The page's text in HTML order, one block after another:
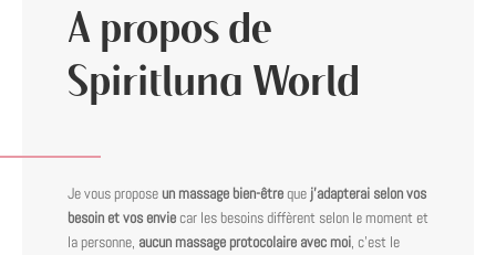
A propos de
Spiritluna World
Je vous propose un massage bien-êtreque j’adapterai selon vos
besoin et vos enviecar les besoins diffèrent selon le moment et
la personne, aucun massage protocolaire avec moi, c’est le